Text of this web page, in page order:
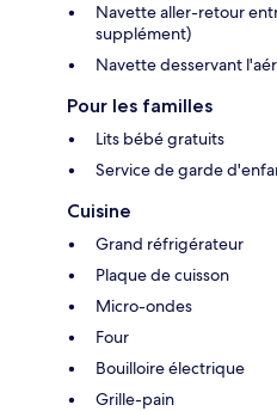
Navette aller-retour
supplément)
Navette desservant
Pour les familles
Lits bébé gratuits
Service de garde
Cuisine
Grand réfrigérateur
Plaque de cuisson
Micro-ondes
Four
Bouilloire électrique
Grille-pain